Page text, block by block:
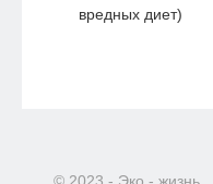
вредных диет)
© 2023 - Эко - жизнь.